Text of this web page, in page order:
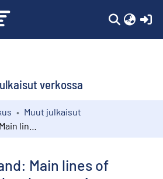
verkossa
Muut julkaisut
Main lines of